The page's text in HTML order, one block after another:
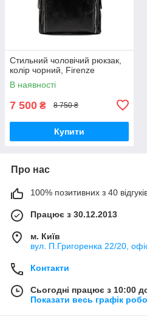
Стильний чоловічий рюкзак,
колір чорний, Firenze
В наявності
7 500 ₴ 8 750 ₴
Купити
Про нас
100% позитивних з 40
Працює з 30.12.2013
м. Київ
вул. П.Григоренка 22/20,
Контакти
Сьогодні працює з 10:00
Показати весь графік